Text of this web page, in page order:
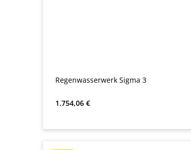
Regenwasserwerk Sigma 3
Regulärer Preis:
1.754,06 €